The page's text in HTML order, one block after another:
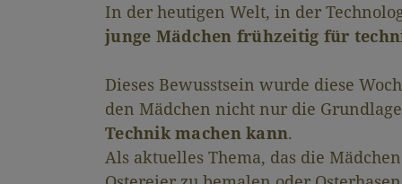
In der heutigen Welt, in der
junge Mädchen frühzeitig für
Dieses Bewusstsein wurde diese
den Mädchen nicht nur die
Technik machen kann.
Als aktuelles Thema, das die